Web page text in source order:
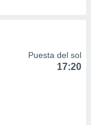
Puesta del sol
17:20